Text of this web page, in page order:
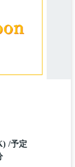
/予定